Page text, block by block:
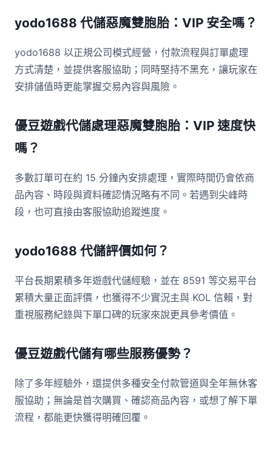
yodo1688 代儲惡魔雙胞胎：VIP 安全嗎？
yodo1688 以正規公司模式經營，付款流程與訂單處理
方式清楚，並提供客服協助；同時堅持不黑充，讓玩家在
安排儲值時更能掌握交易內容與風險。
優豆遊戲代儲處理惡魔雙胞胎：VIP 速度快
嗎？
多數訂單可在約 15 分鐘內安排處理，實際時間仍會依商
品內容、時段與資料確認情況略有不同。若遇到尖峰時
段，也可直接由客服協助追蹤進度。
yodo1688 代儲評價如何？
平台長期累積多年遊戲代儲經驗，並在 8591 等交易平台
累積大量正面評價，也獲得不少實況主與 KOL 信賴，對
重視服務紀錄與下單口碑的玩家來說更具參考價值。
優豆遊戲代儲有哪些服務優勢？
除了多年經驗外，還提供多種安全付款管道與全年無休客
服協助；無論是首次購買、確認商品內容，或想了解下單
流程，都能更快獲得明確回覆。